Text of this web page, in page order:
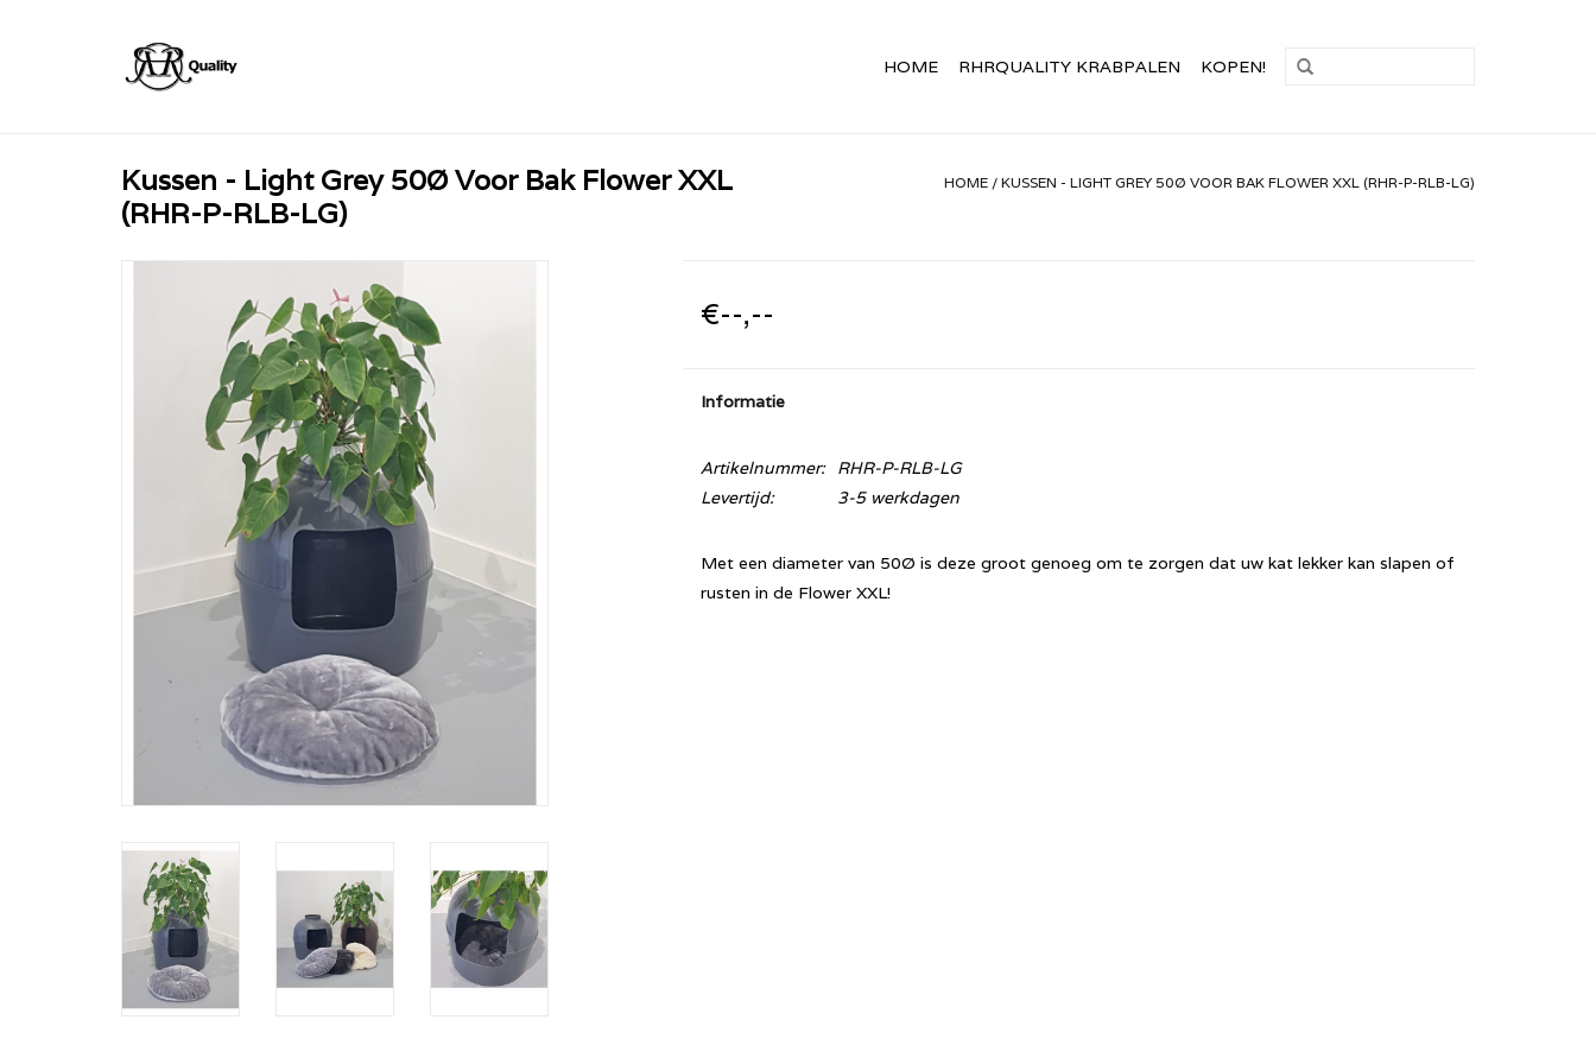
HOME RHRQUALITY KRABPALEN KOPEN!
Kussen - Light Grey 50Ø Voor Bak Flower XXL
(RHR-P-RLB-LG)
HOME / KUSSEN - LIGHT GREY 50Ø VOOR BAK FLOWER XXL (RHR-P-RLB-LG)
€--,--
Informatie
Artikelnummer:
RHR-P-RLB-LG
Levertijd:
3-5 werkdagen
Met een diameter van 50Ø is deze groot genoeg om te zorgen dat uw kat lekker kan slapen of
rusten in de Flower XXL!